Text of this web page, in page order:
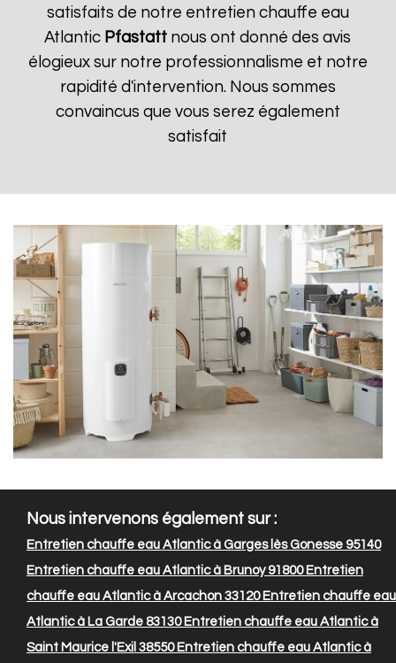
satisfaits de notre entretien chauffe eau
Atlantic Pfastatt nous ont donné des avis
élogieux sur notre professionnalisme et notre
rapidité d'intervention. Nous sommes
convaincus que vous serez également
satisfait
Nous intervenons également sur :
Entretien chauffe eau Atlantic à Garges lès Gonesse 95140
Entretien chauffe eau Atlantic à Brunoy 91800Entretien
chauffe eau Atlantic à Arcachon 33120Entretien chauffe eau
Atlantic à La Garde 83130Entretien chauffe eau Atlantic à
Saint Maurice l'Exil 38550Entretien chauffe eau Atlantic à